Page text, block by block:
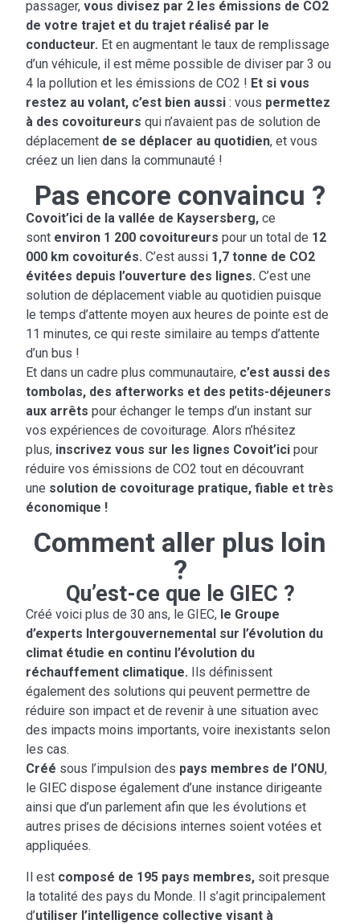
passager,vous divisez par 2 les émissions de CO2
de votre trajet et du trajet réalisé par le
conducteur. Et en augmentant le taux de remplissage
d’un véhicule, il est même possible de diviser par 3 ou
4 la pollution et les émissions de CO2 ! Et si vous
restez au volant, c’est bien aussi : vous permettez
à des covoitureurs qui n’avaient pas de solution de
déplacement de se déplacer au quotidien, et vous
créez un lien dans la communauté !
Pas encore convaincu ?
Covoit’ici de la vallée de Kaysersberg, ce
sont environ 1 200 covoitureurs pour un total de 12
000 km covoiturés. C’est aussi 1,7 tonne de CO2
évitées depuis l’ouverture des lignes. C’est une
solution de déplacement viable au quotidien puisque
le temps d’attente moyen aux heures de pointe est de
11 minutes, ce qui reste similaire au temps d’attente
d’un bus !
Et dans un cadre plus communautaire, c’est aussi des
tombolas, des afterworks et des petits-déjeuners
aux arrêts pour échanger le temps d’un instant sur
vos expériences de covoiturage. Alors n’hésitez
plus, inscrivez vous sur les lignes Covoit’ici pour
réduire vos émissions de CO2 tout en découvrant
une solution de covoiturage pratique, fiable et très
économique !
Comment aller plus loin
?
Qu’est-ce que le GIEC ?
Créé voici plus de 30 ans, le GIEC, le Groupe
d’experts Intergouvernemental sur l’évolution du
climat étudie en continu l’évolution du
réchauffement climatique. Ils définissent
également des solutions qui peuvent permettre de
réduire son impact et de revenir à une situation avec
des impacts moins importants, voire inexistants selon
les cas.
Créé sous l’impulsion des pays membres de l’ONU,
le GIEC dispose également d’une instance dirigeante
ainsi que d’un parlement afin que les évolutions et
autres prises de décisions internes soient votées et
appliquées.
Il est composé de 195 pays membres, soit presque
la totalité des pays du Monde. Il s’agit principalement
d’utiliser l’intelligence collective visant à